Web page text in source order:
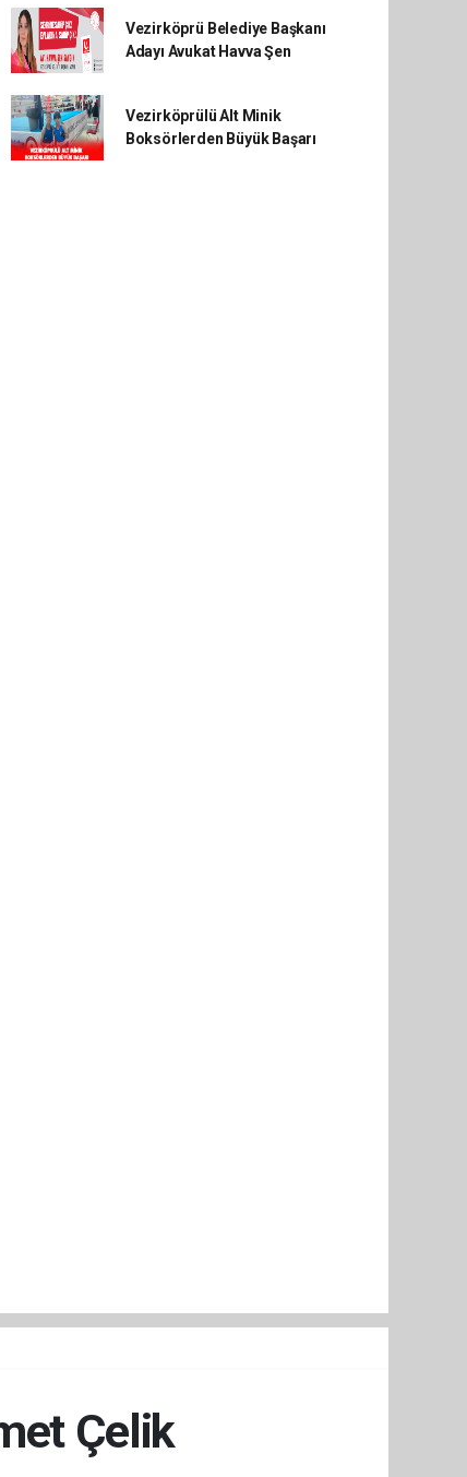
Vezirköprü Belediye Başkanı
Adayı Avukat Havva Şen
Vezirköprülü Alt Minik
Boksörlerden Büyük Başarı
Çelik